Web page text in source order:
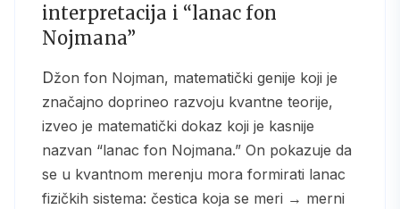
interpretacija i “lanac fon
Nojmana”
Džon fon Nojman, matematički genije koji je
značajno doprineo razvoju kvantne teorije,
izveo je matematički dokaz koji je kasnije
nazvan “lanac fon Nojmana.” On pokazuje da
se u kvantnom merenju mora formirati lanac
fizičkih sistema: čestica koja se meri → merni